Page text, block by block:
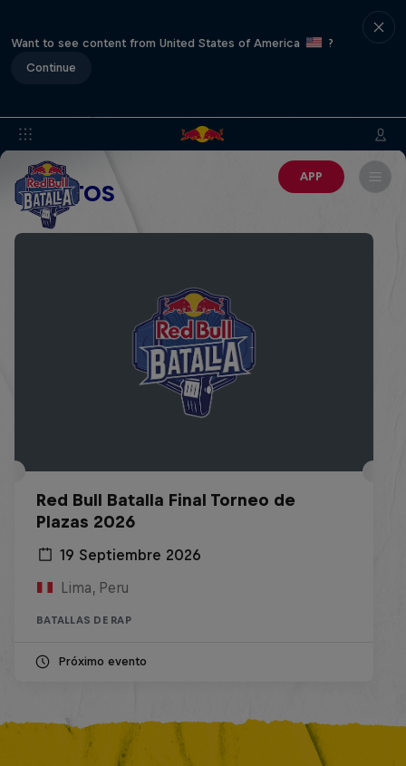
Want to see content from United States of America
?
Continue
APP
EVENTOS
Red Bull Batalla Final Torneo de
Plazas 2026
19 Septiembre 2026
Lima, Peru
BATALLAS DE RAP
Próximo evento